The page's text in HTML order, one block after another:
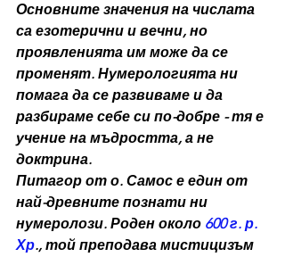
Основните значения на числата
са езотерични и вечни, но
проявленията им може да се
променят. Нумерологията ни
помага да се развиваме и да
разбираме себе си по-добре - тя е
учение на мъдростта, а не
доктрина.
Питагор от о. Самос е един от
най-древните познати ни
нумеролози. Роден около 600 г. р.
Хр., той преподава мистицизъм